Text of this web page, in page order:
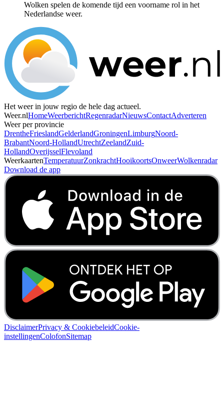
Wolken spelen de komende tijd een voorname rol in het
Nederlandse weer.
Het weer in jouw regio de hele dag actueel.
Weer.nlHomeWeerberichtRegenradarNieuwsContactAdverteren
Weer per provincie
DrentheFrieslandGelderlandGroningenLimburgNoord-
BrabantNoord-HollandUtrechtZeelandZuid-
HollandOverijsselFlevoland
WeerkaartenTemperatuurZonkrachtHooikoortsOnweerWolkenradar
Download de app
DisclaimerPrivacy & CookiebeleidCookie-
instellingenColofonSitemap